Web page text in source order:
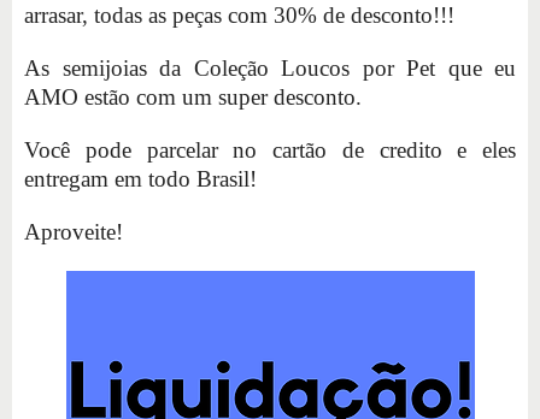
arrasar, todas as peças com 30% de desconto!!!
As semijoias da Coleção Loucos por Pet que eu
AMO estão com um super desconto.
Você pode parcelar no cartão de credito e eles
entregam em todo Brasil!
Aproveite!